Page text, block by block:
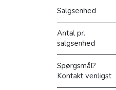
Salgsenhed
Antal pr.
salgsenhed
Spørgsmål?
Kontakt venligst